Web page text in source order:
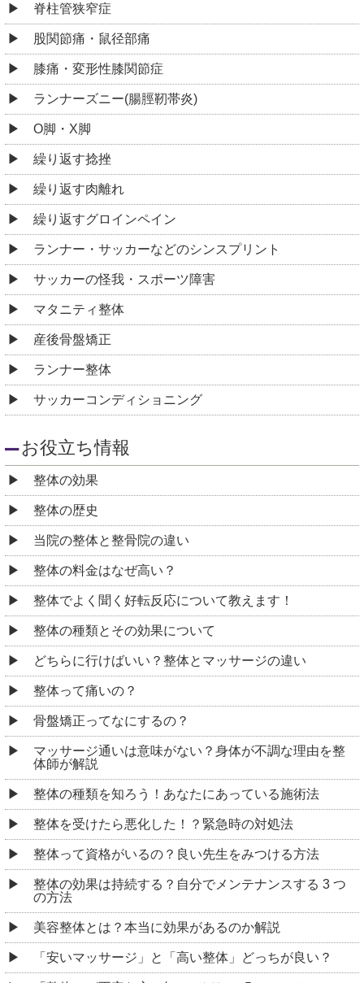
脊柱管狭窄症
股関節痛・鼠径部痛
膝痛・変形性膝関節症
ランナーズニー(腸脛靭帯炎)
O脚・X脚
繰り返す捻挫
繰り返す肉離れ
繰り返すグロインペイン
ランナー・サッカーなどのシンスプリント
サッカーの怪我・スポーツ障害
マタニティ整体
産後骨盤矯正
ランナー整体
サッカーコンディショニング
お役立ち情報
整体の効果
整体の歴史
当院の整体と整骨院の違い
整体の料金はなぜ高い？
整体でよく聞く好転反応について教えます！
整体の種類とその効果について
どちらに行けばいい？整体とマッサージの違い
整体って痛いの？
骨盤矯正ってなにするの？
マッサージ通いは意味がない？身体が不調な理由を整
体師が解説
整体の種類を知ろう！あなたにあっている施術法
整体を受けたら悪化した！？緊急時の対処法
整体って資格がいるの？良い先生をみつける方法
整体の効果は持続する？自分でメンテナンスする 3 つ
の方法
美容整体とは？本当に効果があるのか解説
「安いマッサージ」と「高い整体」どっちが良い？